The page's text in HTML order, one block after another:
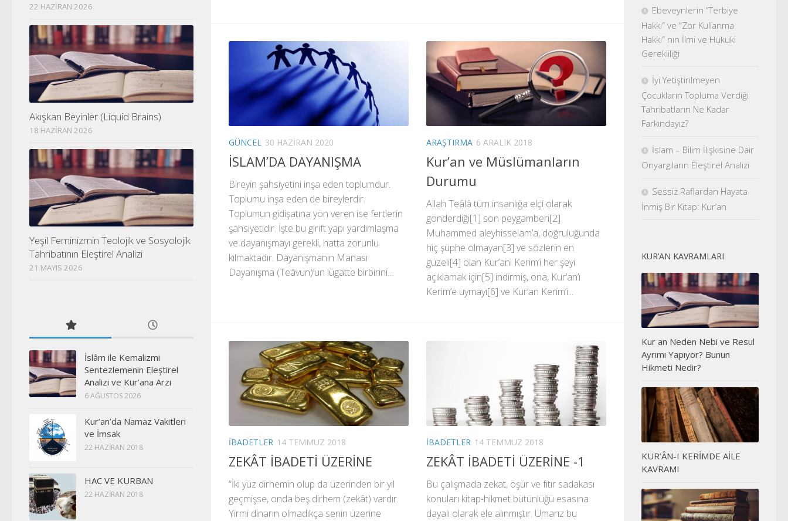
GÜNCEL 30 HAZIRAN 2020
İSLAM’DA DAYANIŞMA
Bireyin şahsiyetini inşa eden toplumdur.
Toplumu inşa eden de bireylerdir.
Toplumun gidişatına yön veren ise fertlerin
şahsiyetidir. İşte bu girift yapı yardımlaşma
ve dayanışmayı gerekli, hatta zorunlu
kılmaktadır. Dayanışmanın Manası
Dayanışma (Teâvun)’un lügatte birbirini...
ARAŞTIRMA 6 ARALIK 2018
Kur’an ve Müslümanların
Durumu
Allah Teâlâ tüm insanlığa elçi olarak
gönderdiği[1] son peygamberi[2]
Muhammed aleyhisselam’a, doğruluğunda
hiç şüphe olmayan[3] ve sözlerin en
güzeli[4] olan Kur’anı Kerim’i her şeyi
açıklamak için[5] indirmiş, ona, Kur’an’ı
Kerim’e uymayı[6] ve Kur’an Kerim’i...
İBADETLER 14 TEMMUZ 2018
ZEKÂT İBADETİ ÜZERİNE
“İki yüz dirhemin olup da üzerinden bir yıl
geçmişse, onda beş dirhem (zekât) vardır.
Yirmi dinarın olmadıkça senin üzerine
İBADETLER 14 TEMMUZ 2018
ZEKÂT İBADETİ ÜZERİNE -1
Bu çalışmada zekat, öşür ve fıtır sadakası
konuları kitap-hikmet bütünlüğü esasına
dayalı olarak ele alınmıştır. Umarız bu
22 HAZIRAN 2026
Akışkan Beyinler (Liquid Brains)
18 HAZIRAN 2026
Yeşil Feminizmin Teolojik ve Sosyolojik
Tahribatının Eleştirel Analizi
21 MAYIS 2026
İslâm ile Kemalizmi
Sentezlemenin Eleştirel
Analizi ve Kur’ana Arzı
6 AĞUSTOS 2026
Kur’an’da Namaz Vakitleri
ve İmsak
22 HAZIRAN 2018
HAC VE KURBAN
22 HAZIRAN 2018
Ebeveynlerin “Terbiye
Hakkı” ve “Zor Kullanma
Hakkı” nın İlmi ve Hukuki
Gerekliliği
İyi Yetiştirilmeyen
Çocukların Topluma Verdiği
Tahribatların Ne Kadar
Farkındayız?
İslam – Bilim İlişkisine Dair
Önyargıların Eleştirel Analizi
Sessiz Raflardan Hayata
İnmiş Bir Kitap: Kur’an
KUR’AN KAVRAMLARI
Kur an Neden Nebi ve Resul
Ayrımı Yapıyor? Bunun
Hikmeti Nedir?
KUR’ÂN-I KERİMDE AİLE
KAVRAMI